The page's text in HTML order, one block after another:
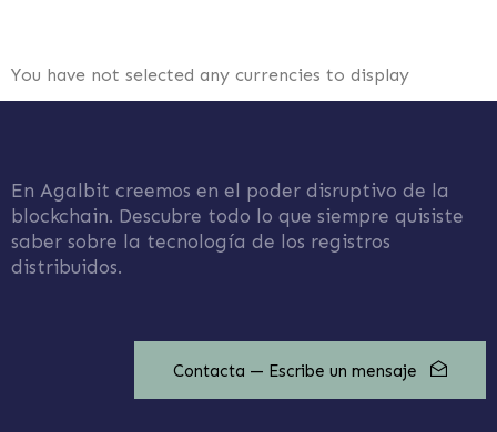
You have not selected any currencies to display
En Agalbit creemos en el poder disruptivo de la
blockchain. Descubre todo lo que siempre quisiste
saber sobre la tecnología de los registros
distribuidos.
Contacta — Escribe un mensaje